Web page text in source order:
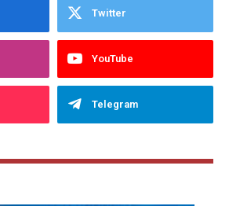
Twitter
YouTube
Telegram